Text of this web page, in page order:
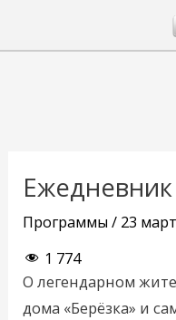
Программы/ 23
1 774
О легендарном
дома «Берёзка» и
записям